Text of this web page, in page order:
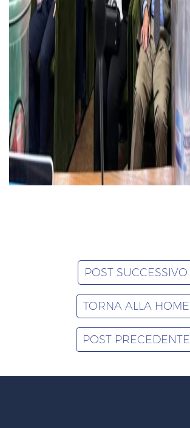
POST SUCCESSIVO
TORNA ALLA HOME
POST PRECEDENTE